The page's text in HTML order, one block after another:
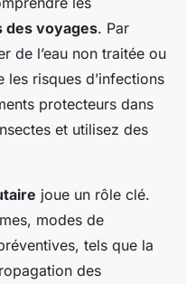
des voyages. Par
de l’eau non traitée ou
les risques d’infections
protecteurs dans
et utilisez des
joue un rôle clé.
modes de
tels que la
des